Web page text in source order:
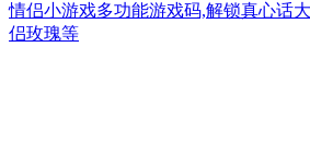
情侣小游戏多功能游戏码,解锁真心话
侣玫瑰等